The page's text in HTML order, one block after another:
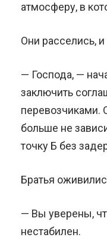
атмосферу, в
Они расселись,
— Господа, —
заключить
перевозчиками.
больше не
точку Б без
Братья
— Вы уверены,
нестабилен.